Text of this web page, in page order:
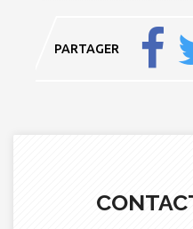
PARTAGER